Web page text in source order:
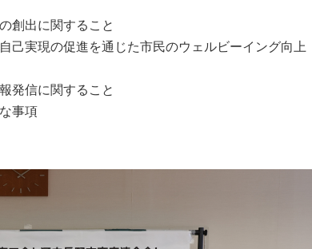
創出に関すること
己実現の促進を通じた市民のウェルビーイング向上
発信に関すること
事項